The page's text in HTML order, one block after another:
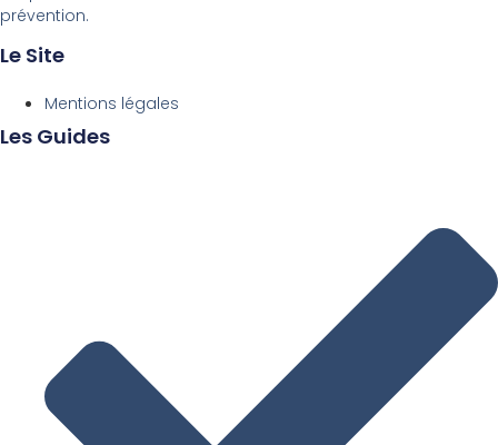
prévention.
Le Site
Mentions légales
Les Guides